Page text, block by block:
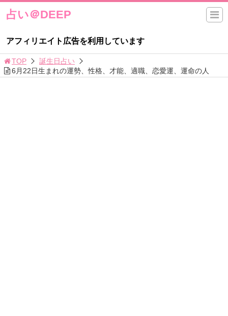
占い＠DEEP
アフィリエイト広告を利用しています
TOP
誕生日占い
6月22日生まれの運勢、性格、才能、適職、恋愛運、運命の人